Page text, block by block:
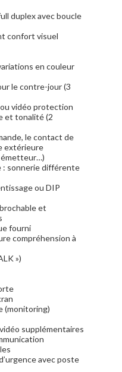
duplex avec boucle
confort visuel
en couleur
le contre-jour (3
ou vidéo protection
et tonalité (2
le contact de
extérieure
émetteur…)
: sonnerie différente
ou DIP
et
fourni
compréhension à
»)
(monitoring)
supplémentaires
avec poste